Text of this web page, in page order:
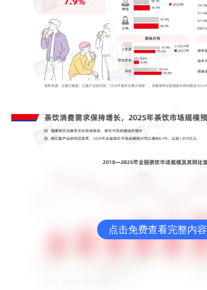
点击免费查看完整内容